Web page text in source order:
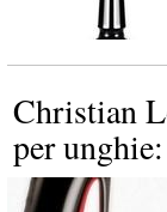
Christian
per